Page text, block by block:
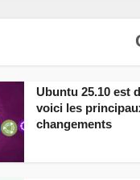
Ubuntu 25.10 est
voici les
changements